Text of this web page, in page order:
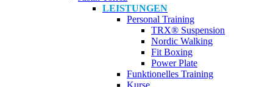
LEISTUNGEN
Personal Training
TRX® Suspension
Nordic Walking
Fit Boxing
Power Plate
Funktionelles Training
Kurse